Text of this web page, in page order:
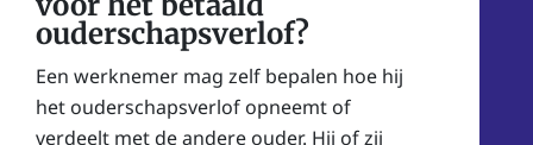
ouderschapsverlof?
Een werknemer mag zelf bepalen hoe hij
het ouderschapsverlof opneemt of
verdeelt met de andere ouder. Hij of zij